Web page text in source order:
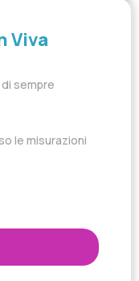
Viva
sempre
le misurazioni